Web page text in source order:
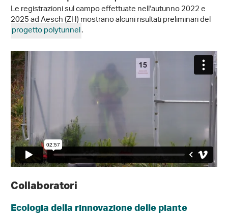
Le registrazioni sul campo effettuate nell'autunno 2022 e
2025 ad Aesch (ZH) mostrano alcuni risultati preliminari del
progetto polytunnel.
Collaboratori
Ecologia della rinnovazione delle piante